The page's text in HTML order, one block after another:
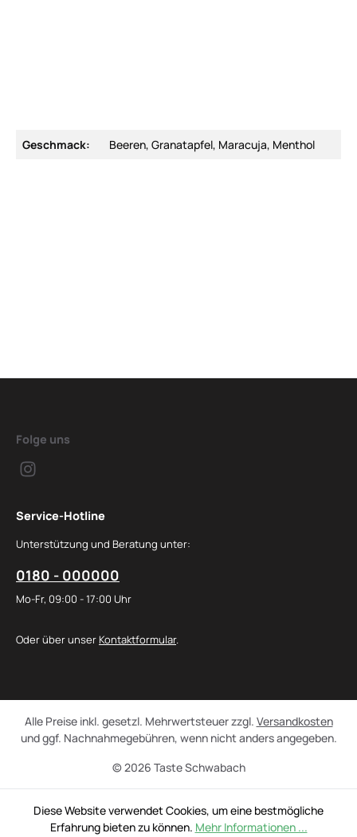
Geschmack: Beeren, Granatapfel, Maracuja, Menthol
Folge uns
Service-Hotline
Unterstützung und Beratung unter:
0180 - 000000
Mo-Fr, 09:00 - 17:00 Uhr
Oder über unser Kontaktformular.
© 2026 Taste Schwabach
Alle Preise inkl. gesetzl. Mehrwertsteuer zzgl. Versandkosten
und ggf. Nachnahmegebühren, wenn nicht anders angegeben.
Diese Website verwendet Cookies, um eine bestmögliche
Erfahrung bieten zu können. Mehr Informationen ...